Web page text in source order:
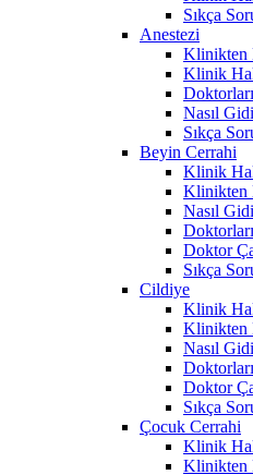
Sıkça
Anestezi
Klinikten
Klinik
Nasıl
Sıkça
Beyin Cerrahi
Klinik
Klinikten
Nasıl
Doktor
Sıkça
Cildiye
Klinik
Klinikten
Nasıl
Doktor
Sıkça
Çocuk Cerrahi
Klinik
Klinikten